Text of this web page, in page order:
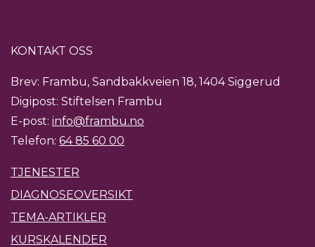
KONTAKT OSS
Brev: Frambu, Sandbakkveien 18, 1404 Siggerud
Digipost: Stiftelsen Frambu
E-post: info@frambu.no
Telefon: 64 85 60 00
TJENESTER
DIAGNOSEOVERSIKT
TEMA-ARTIKLER
KURSKALENDER